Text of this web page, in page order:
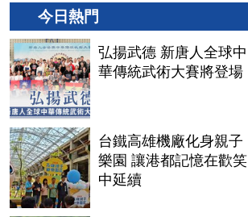
今日熱門
弘揚武德 新唐人全球中
華傳統武術大賽將登場
台鐵高雄機廠化身親子
樂園 讓港都記憶在歡笑
中延續